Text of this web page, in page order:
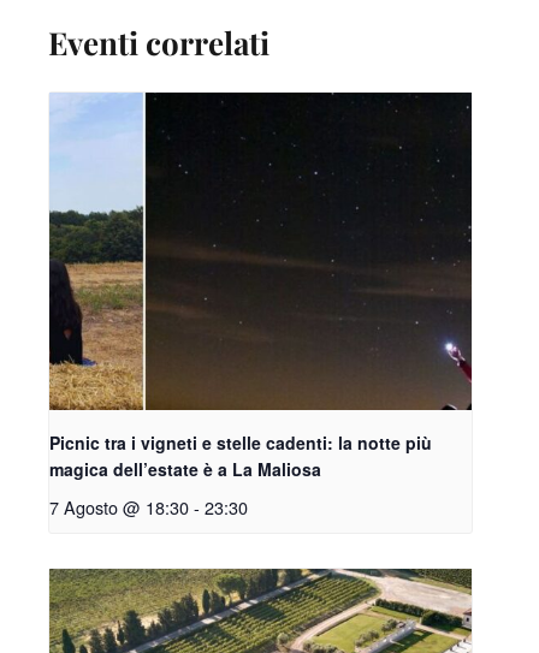
Eventi correlati
Picnic tra i vigneti e stelle cadenti: la notte più
magica dell’estate è a La Maliosa
7 Agosto @ 18:30- 23:30